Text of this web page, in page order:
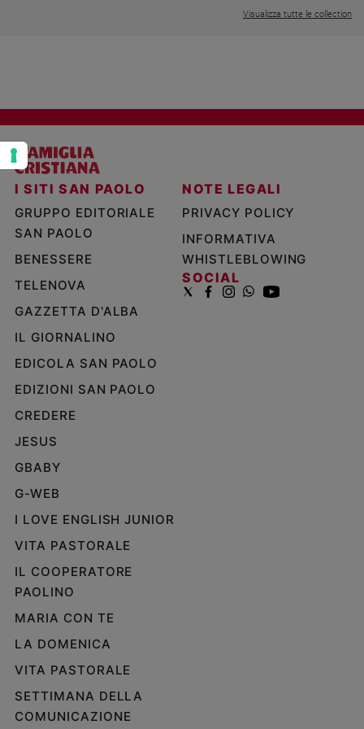
Contatti
Pubblicità
Registrati
Visualizza tutte le collection
I SITI SAN PAOLO
GRUPPO EDITORIALE
SAN PAOLO
BENESSERE
TELENOVA
GAZZETTA D'ALBA
IL GIORNALINO
EDICOLA SAN PAOLO
EDIZIONI SAN PAOLO
CREDERE
JESUS
GBABY
G-WEB
I LOVE ENGLISH JUNIOR
VITA PASTORALE
IL COOPERATORE
PAOLINO
MARIA CON TE
LA DOMENICA
VITA PASTORALE
SETTIMANA DELLA
COMUNICAZIONE
NOTE LEGALI
PRIVACY POLICY
INFORMATIVA
WHISTLEBLOWING
SOCIAL